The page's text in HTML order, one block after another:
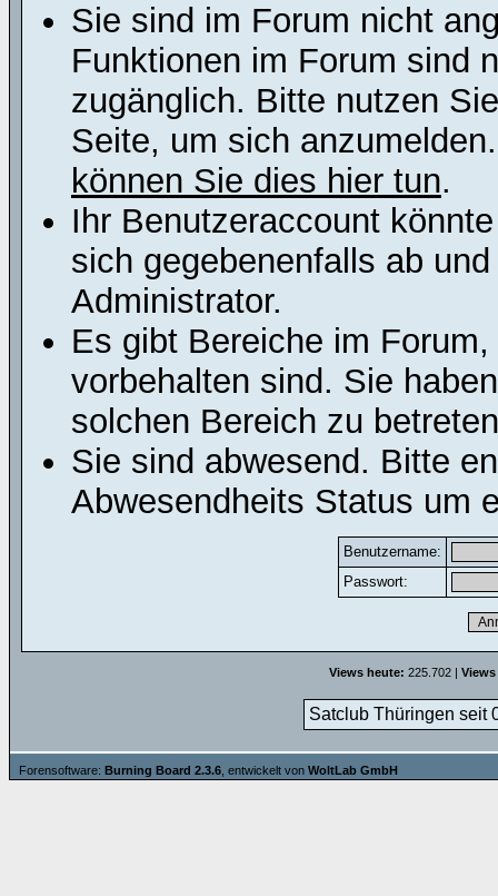
Sie sind im Forum nicht
Funktionen im Forum sind
zugänglich. Bitte nutzen
Seite, um sich
können Sie dies hier tun.
Ihr Benutzeraccount
sich gegebenenfalls ab
Administrator.
Es gibt Bereiche im
vorbehalten sind. Sie
solchen Bereich zu
Sie sind abwesend. Bitte
Abwesendheits Status um
Benutzername:
Passwort:
Views heute: 225.702 |
Satclub Thüringen seit
Forensoftware: Burning Board 2.3.6 , entwickelt von WoltLab GmbH